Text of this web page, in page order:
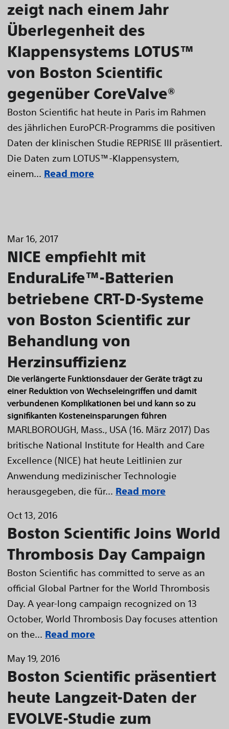
zeigt nach einem Jahr
Überlegenheit des
Klappensystems LOTUS™
von Boston Scientific
gegenüber CoreValve®
Boston Scientific hat heute in Paris im Rahmen
des jährlichen EuroPCR-Programms die positiven
Daten der klinischen Studie REPRISE III präsentiert.
Die Daten zum LOTUS™-Klappensystem,
einem... Read more
Mar 16, 2017
NICE empfiehlt mit
EnduraLife™-Batterien
betriebene CRT-D-Systeme
von Boston Scientific zur
Behandlung von
Herzinsuffizienz
Die verlängerte Funktionsdauer der Geräte trägt zu
einer Reduktion von Wechseleingriffen und damit
verbundenen Komplikationen bei und kann so zu
signifikanten Kosteneinsparungen führen
MARLBOROUGH, Mass., USA (16. März 2017) Das
britische National Institute for Health and Care
Excellence (NICE) hat heute Leitlinien zur
Anwendung medizinischer Technologie
herausgegeben, die für... Read more
Oct 13, 2016
Boston Scientific Joins World
Thrombosis Day Campaign
Boston Scientific has committed to serve as an
official Global Partner for the World Thrombosis
Day. A year-long campaign recognized on 13
October, World Thrombosis Day focuses attention
on the... Read more
May 19, 2016
Boston Scientific präsentiert
heute Langzeit-Daten der
EVOLVE-Studie zum